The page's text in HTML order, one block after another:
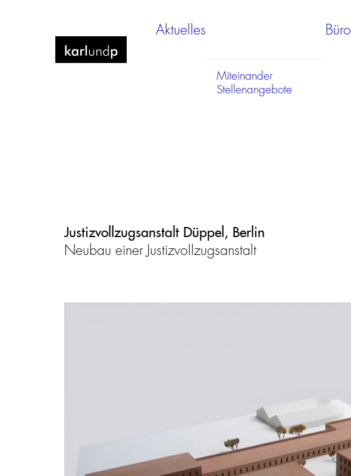
Aktuelles
Miteinander
Stellenangebote
Büro
Justizvollzugsanstalt Düppel, Berlin
Neubau einer Justizvollzugsanstalt